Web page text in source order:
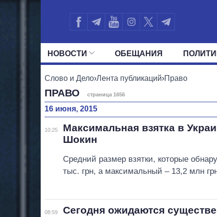
НОВОСТИ ОБЕЩАНИЯ
ВСЕ ПОЛИТИКИ ПРЕЗИДЕНТ И
Слово и Дело›Лента публикаций›Право
ПРАВО страница 1656
16 июня, 2015
10:25
Максимальная взятка в
Шокин
Средний размер взятки, которые
тыс. грн, а максимальный – 13,2 млн
08:59
Сегодня ожидаются